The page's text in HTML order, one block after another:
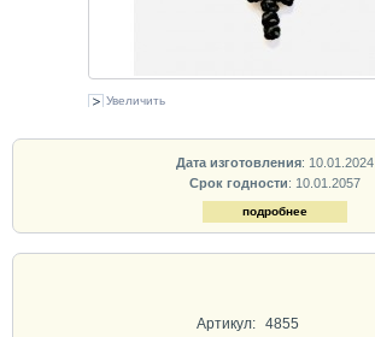
Увеличить
Дата изготовления: 10.01.2024
Срок годности: 10.01.2057
подробнее
Артикул: 4855